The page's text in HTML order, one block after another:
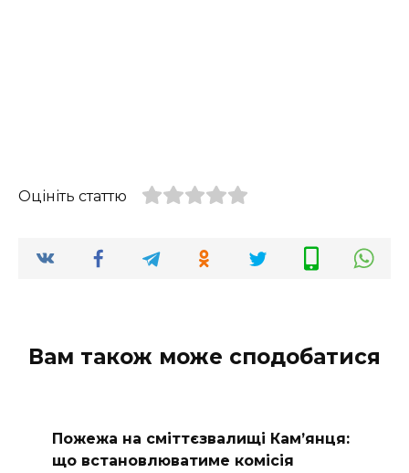
Оцініть статтю
Вам також може сподобатися
Пожежа на сміттєзвалищі Кам’янця:
що встановлюватиме комісія